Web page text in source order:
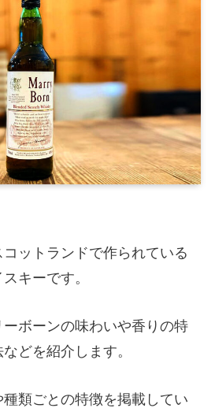
ットランドで作られている
キーです。
ボーンの味わいや香りの特
どを紹介します。
類ごとの特徴を掲載してい